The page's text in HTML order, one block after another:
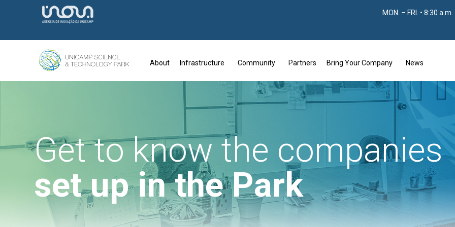
MON. – FRI. • 8:30
About Infrastructure Community Partners Bring Your Company News
set up in the Park
Get to know the companies